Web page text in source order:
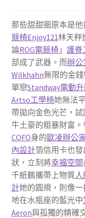
那些甜甜圈原本是他
競椅Enjoy121林天秤
論ROG電競椅」 護脊
部成了武器。而辦公
Wilkhahn無限的金錢
單戀Standway電動
Artso工學椅她無法
帶拋向金色光芒，
牛土豪的粗暴財富
COFO身的歐凌辦公
內設計箔信用卡也發
狀，立刻將幸福空間
千紙鶴攜帶上物質人
計她的圓規，則像
地在水瓶座的藍光中
Aeron與孤獨的精確